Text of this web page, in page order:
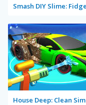
House Deep: Clean Sim